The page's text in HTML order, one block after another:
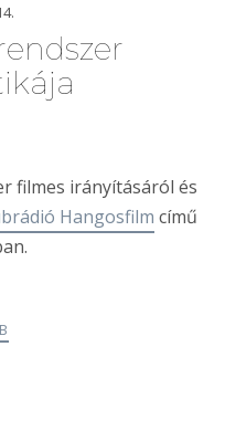
filmes irányításáról és
Hangosfilm című